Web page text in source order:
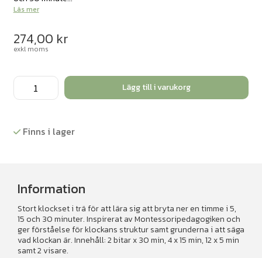
Läs mer
274,00 kr
exkl moms
Klockan,
olika
mängd
Lägg till i varukorg
Finns i lager
Information
Stort klockset i trä för att lära sig att bryta ner en timme i 5,
15 och 30 minuter. Inspirerat av Montessoripedagogiken och
ger förståelse för klockans struktur samt grunderna i att säga
vad klockan är. Innehåll: 2 bitar x 30 min, 4 x 15 min, 12 x 5 min
samt 2 visare.